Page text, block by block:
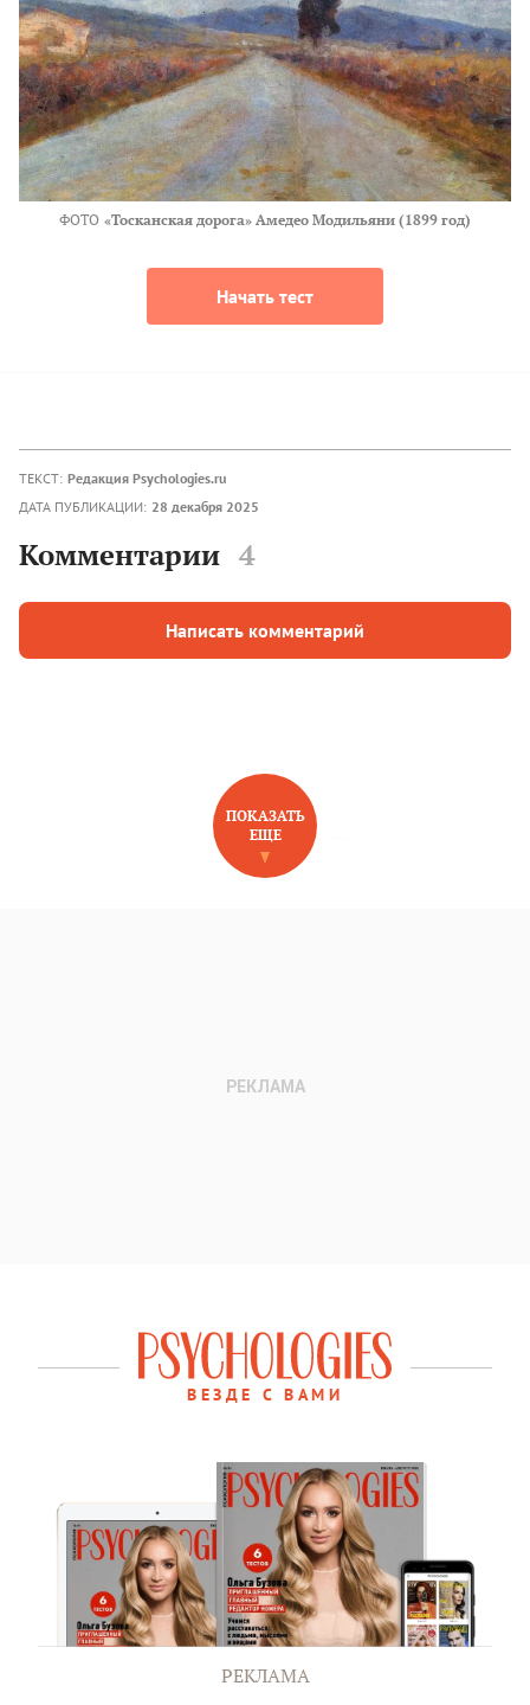
ФОТО «Тосканская дорога» Амедео Модильяни (1899 год)
Начать тест
ТЕКСТ: Редакция Psychologies.ru
ДАТА ПУБЛИКАЦИИ: 28 декабря 2025
Комментарии 4
Написать комментарий
НОВОЕ НА САЙТЕ
ПОКАЗАТЬ
ЕЩЕ
ВЕЗДЕ С ВАМИ
РЕКЛАМА